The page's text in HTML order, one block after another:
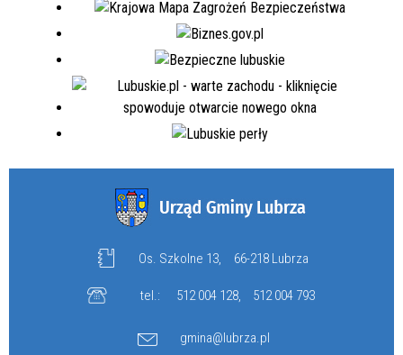
Os. Szkolne 13, 66-218 Lubrza
tel.: 512 004 128, 512 004 793
gmina@lubrza.pl